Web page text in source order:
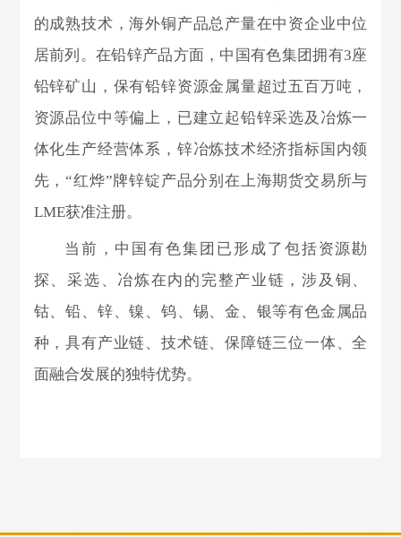
的成熟技术，海外铜产品总产量在中资企业中位
居前列。在铅锌产品方面，中国有色集团拥有3座
铅锌矿山，保有铅锌资源金属量超过五百万吨，
资源品位中等偏上，已建立起铅锌采选及冶炼一
体化生产经营体系，锌冶炼技术经济指标国内领
先，“红烨”牌锌锭产品分别在上海期货交易所与
LME获准注册。
当前，中国有色集团已形成了包括资源勘
探、采选、冶炼在内的完整产业链，涉及铜、
钴、铅、锌、镍、钨、锡、金、银等有色金属品
种，具有产业链、技术链、保障链三位一体、全
面融合发展的独特优势。